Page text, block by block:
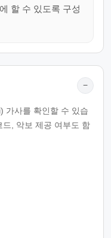
할 수 있도록 구성
−
가사를 확인할 수 있습
, 악보 제공 여부도 함